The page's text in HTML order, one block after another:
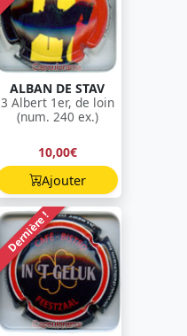
ALBAN DE STAV
3 Albert 1er, de loin
(num. 240 ex.)
10,00€
Ajouter
Dernière !